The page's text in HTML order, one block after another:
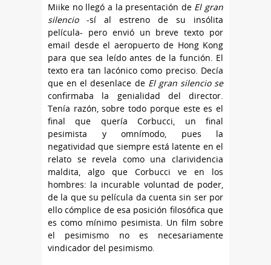
Miike no llegó a la presentación de El gran
silencio-sí al estreno de su insólita
película- pero envió un breve texto por
email desde el aeropuerto de Hong Kong
para que sea leído antes de la función. El
texto era tan lacónico como preciso. Decía
que en el desenlace de El gran silencio se
confirmaba la genialidad del director.
Tenía razón, sobre todo porque este es el
final que quería Corbucci, un final
pesimista y omnímodo, pues la
negatividad que siempre está latente en el
relato se revela como una clarividencia
maldita, algo que Corbucci ve en los
hombres: la incurable voluntad de poder,
de la que su película da cuenta sin ser por
ello cómplice de esa posición filosófica que
es como mínimo pesimista. Un film sobre
el pesimismo no es necesariamente
vindicador del pesimismo.